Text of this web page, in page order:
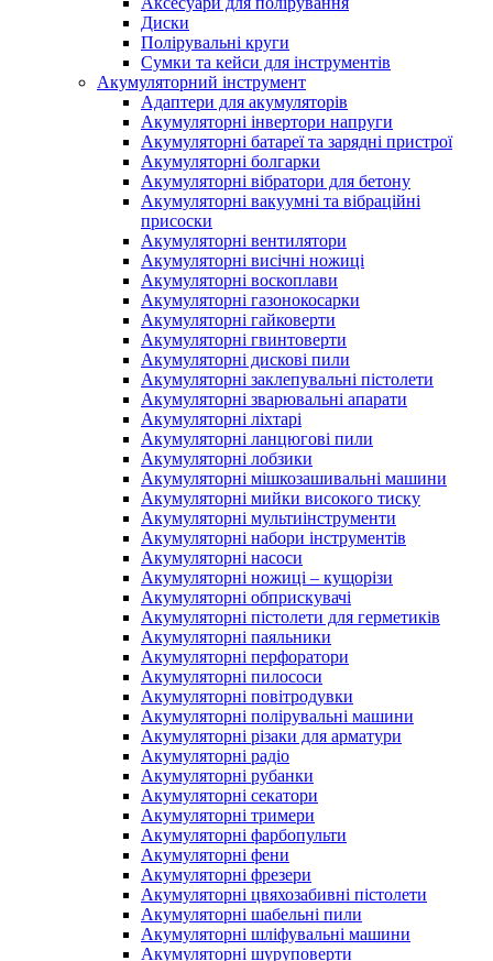
Диски
Полірувальні круги
Сумки та кейси для інструментів
Акумуляторний інструмент
Адаптери для акумуляторів
Акумуляторні інвертори напруги
Акумуляторні батареї та зарядні пристрої
Акумуляторні болгарки
Акумуляторні вібратори для бетону
Акумуляторні вакуумні та вібраційні
присоски
Акумуляторні вентилятори
Акумуляторні висічні ножиці
Акумуляторні воскоплави
Акумуляторні газонокосарки
Акумуляторні гайковерти
Акумуляторні гвинтоверти
Акумуляторні дискові пили
Акумуляторні заклепувальні пістолети
Акумуляторні зварювальні апарати
Акумуляторні ліхтарі
Акумуляторні ланцюгові пили
Акумуляторні лобзики
Акумуляторні мішкозашивальні машини
Акумуляторні мийки високого тиску
Акумуляторні мультиінструменти
Акумуляторні набори інструментів
Акумуляторні насоси
Акумуляторні ножиці – кущорізи
Акумуляторні обприскувачі
Акумуляторні пістолети для герметиків
Акумуляторні паяльники
Акумуляторні перфоратори
Акумуляторні пилососи
Акумуляторні повітродувки
Акумуляторні полірувальні машини
Акумуляторні різаки для арматури
Акумуляторні радіо
Акумуляторні рубанки
Акумуляторні секатори
Акумуляторні тримери
Акумуляторні фарбопульти
Акумуляторні фени
Акумуляторні фрезери
Акумуляторні цвяхозабивні пістолети
Акумуляторні шабельні пили
Акумуляторні шліфувальні машини
Акумуляторні шуруповерти